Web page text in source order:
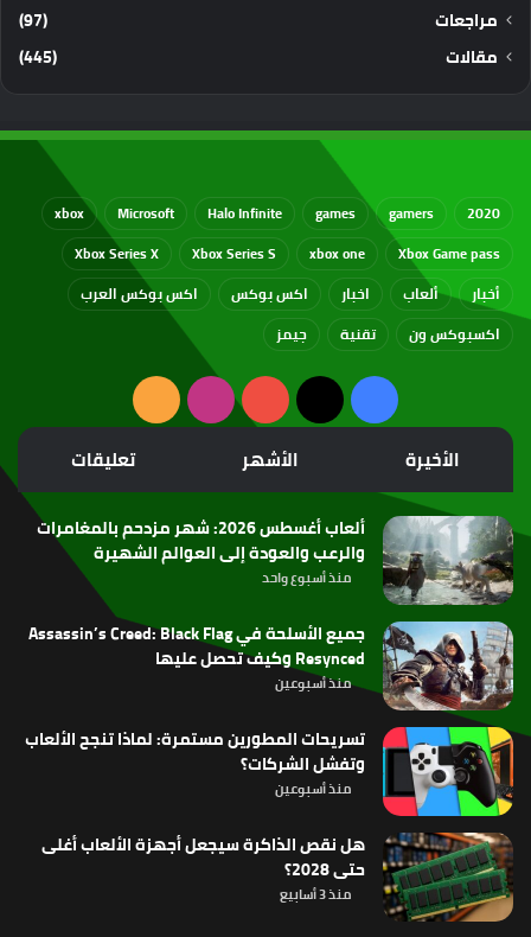
مراجعات
(97)
مقالات
(445)
2020
gamers
games
Halo Infinite
Microsoft
xbox
Xbox Game pass
xbox one
Xbox Series S
Xbox Series X
أخبار
ألعاب اخبار اكس بوكس
اكس بوكس العرب
اكسبوكس ون
تقنية جيمز
فيسبوك
‫X
‫YouTubeانستقرامملخص
الموقع
RSS
الأخيرة الأشهر تعليقات
ألعاب أغسطس 2026: شهر مزدحم بالمغامرات
والرعب والعودة إلى العوالم الشهيرة
منذ أسبوع واحد
جميع الأسلحة في Assassin’s Creed: Black Flag
Resynced وكيف تحصل عليها
منذ أسبوعين
تسريحات المطورين مستمرة: لماذا تنجح الألعاب
وتفشل الشركات؟
منذ أسبوعين
هل نقص الذاكرة سيجعل أجهزة الألعاب أغلى
حتى 2028؟
منذ 3 أسابيع